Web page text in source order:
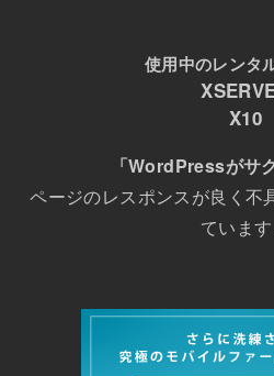
使用中のレンタ
X10
「WordPressがサ
ページのレスポンスが良く不
ています